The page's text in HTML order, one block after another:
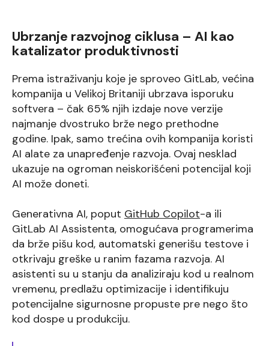
Ubrzanje razvojnog ciklusa – AI kao
katalizator produktivnosti
Prema istraživanju koje je sproveo GitLab, većina
kompanija u Velikoj Britaniji ubrzava isporuku
softvera – čak 65% njih izdaje nove verzije
najmanje dvostruko brže nego prethodne
godine. Ipak, samo trećina ovih kompanija koristi
AI alate za unapređenje razvoja. Ovaj nesklad
ukazuje na ogroman neiskorišćeni potencijal koji
AI može doneti.
Generativna AI, poput GitHub Copilot-a ili
GitLab AI Assistenta, omogućava programerima
da brže pišu kod, automatski generišu testove i
otkrivaju greške u ranim fazama razvoja. AI
asistenti su u stanju da analiziraju kod u realnom
vremenu, predlažu optimizacije i identifikuju
potencijalne sigurnosne propuste pre nego što
kod dospe u produkciju.